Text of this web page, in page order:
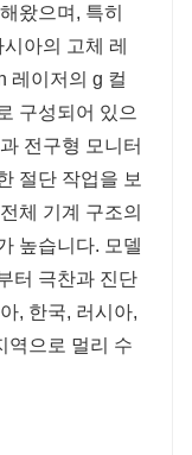
왔으며, 특히
아의 고체 레
레이저의 g 컬
구성되어 있으
전구형 모니터
절단 작업을 보
체 기계 구조의
높습니다. 모델
터 극찬과 진단
, 한국, 러시아,
역으로 멀리 수